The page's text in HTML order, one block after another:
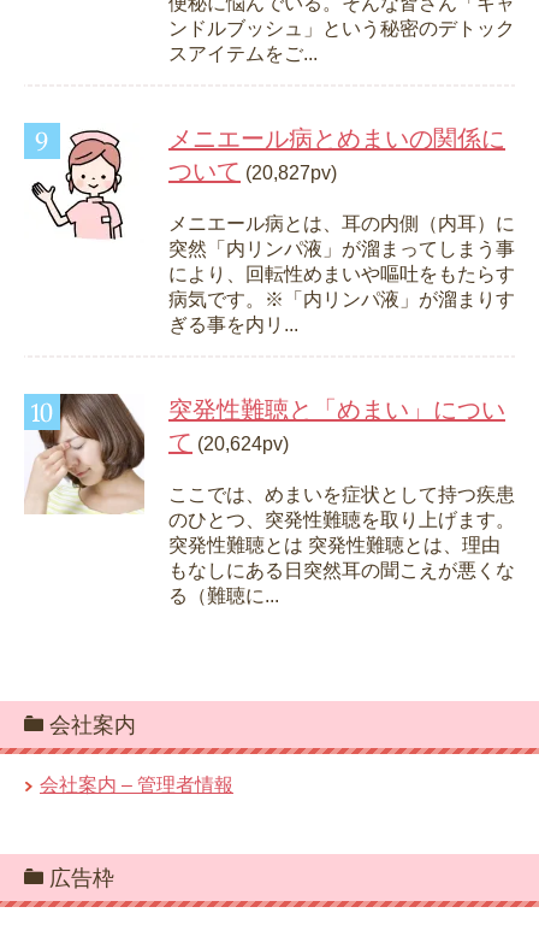
ンドルブッシュ」という秘密のデトック
スアイテムをご...
メニエール病とめまいの関係に
ついて (20,827pv)
メニエール病とは、耳の内側（内耳）に
突然「内リンパ液」が溜まってしまう事
により、回転性めまいや嘔吐をもたらす
病気です。※「内リンパ液」が溜まりす
ぎる事を内リ...
突発性難聴と「めまい」につい
て (20,624pv)
ここでは、めまいを症状として持つ疾患
のひとつ、突発性難聴を取り上げます。
突発性難聴とは 突発性難聴とは、理由
もなしにある日突然耳の聞こえが悪くな
る（難聴に...
会社案内
会社案内 – 管理者情報
広告枠